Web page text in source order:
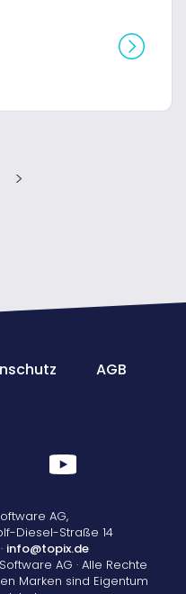
AGB
AG,
Diesel-Straße 14
· info@topix.de
AG · Alle Rechte
Marken sind Eigentum